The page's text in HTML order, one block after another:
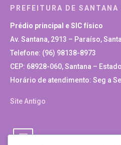
PREFEITURA DE SANTANA
Prédio principal e SIC físico
Av. Santana, 2913 – Paraíso,
Telefone: (96) 98138-8973
CEP: 68928-060, Santana –
Horário de atendimento: Seg a
Site Antigo